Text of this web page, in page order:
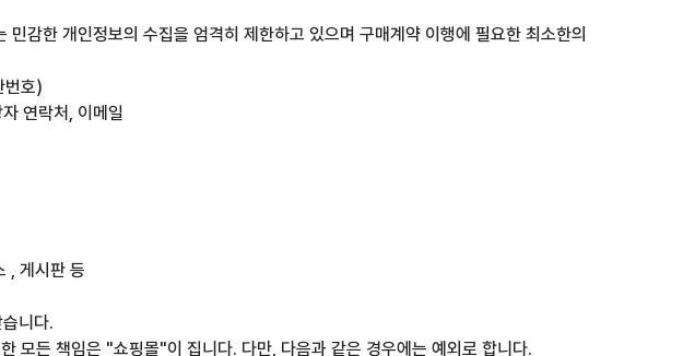
감한 개인정보의 수집을 엄격히 제한하고 있으며 구매계약 이행에 필요한 최소한의
번호)
연락처, 이메일
, 게시판 등
니다.
모든 책임은 "쇼핑몰"이 집니다. 다만, 다음과 같은 경우에는 예외로 합니다.